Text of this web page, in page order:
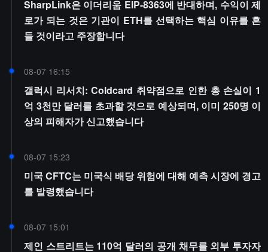
SharpLink은 이더리움 EIP-8363에 반대하며, 수익이 제
로가 되는 것은 기관이 ETH를 선택하는 핵심 이유를 흔
들 것이라고 주장합니다
08-07 16:15
갤럭시 리서치: Coldcard 취약점으로 인한 총 손실이 1
억 3천만 달러를 초과할 것으로 예상되며, 이미 250명 이
상의 피해자가 신고했습니다
08-07 15:23
미국 CFTC는 미국식 배당 위험에 대해 예측 시장에 경고
를 발령했습니다
08-07 15:01
제인 스트리트는 110억 달러의 공개 채무를 외부 투자자